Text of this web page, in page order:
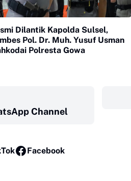
Dilantik Kapolda Sulsel,
Pol. Dr. Muh. Yusuf Usman
Polresta Gowa
Channel
Facebook